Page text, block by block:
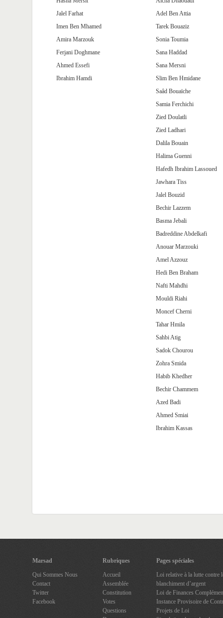
Jalel Farhat
Imen Ben Mhamed
Amira Marzouk
Ferjani Doghmane
Ahmed Essefi
Ibrahim Hamdi
Adel Ben Attia
Tarek Bouaziz
Sonia Toumia
Sana Haddad
Sana Mersni
Slim Ben Hmidane
Saâd Bouaïche
Samia Ferchichi
Zied Doulatli
Zied Ladhari
Dalila Bouain
Halima Guenni
Hafedh Ibrahim Lassoued
Jawhara Tiss
Jalel Bouzid
Bechir Lazzem
Basma Jebali
Badreddine Abdelkafi
Anouar Marzouki
Amel Azzouz
Hedi Ben Braham
Nafti Mahdhi
Mouldi Riahi
Moncef Cherni
Tahar Hmila
Sahbi Atig
Sadok Chourou
Zohra Smida
Habib Khedher
Bechir Chammem
Azed Badi
Ahmed Smiai
Ibrahim Kassas
Marsad
Qui Sommes Nous
Contact
Twitter
Facebook
Rubriques
Accueil
Assemblée
Constitution
Votes
Questions
Pages spéciales
Loi relative à la lutte contre
blanchiment d’argent
Loi de Finances
Instance Provisoire de
Projets de Loi